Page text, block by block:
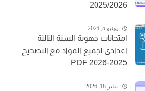
2025/2026
يونيو 5, 2026
امتحانات جهوية السنة الثالثة
اعدادي لجميع المواد مع التصحيح
2025-2026 PDF
يناير 18, 2026